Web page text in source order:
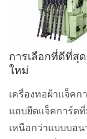
การเลือกที่ดีที่สุ
ใหม่
เครื่องทอผ้าแจ็ค
แถบยืดแจ็คการ์ด
เหนือกว่าแบบบอน